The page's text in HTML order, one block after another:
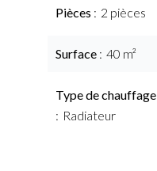
Pièces 2 pièces
Surface 40 m²
Type de chauffage
Radiateur